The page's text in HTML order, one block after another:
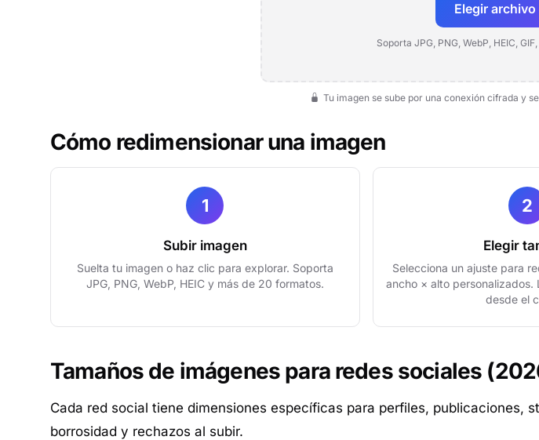
Elegir archivo
Soporta JPG, PNG, WebP, HEIC,
Tu imagen se sube por una conexión cifrada y
Cómo redimensionar una imagen
1
Subir imagen
Suelta tu imagen o haz clic para explorar. Soporta
JPG, PNG, WebP, HEIC y más de 20 formatos.
2
Elegir
Selecciona un ajuste para
ancho × alto personalizados.
desde el
Tamaños de imágenes para redes sociales
Cada red social tiene dimensiones específicas para perfiles,
borrosidad y rechazos al subir.